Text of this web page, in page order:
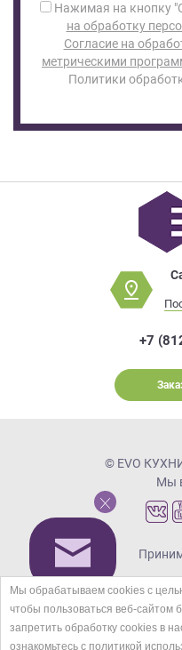
Нажимая на кнопку
на обработку
Согласие на
метрическими
Политики
+7
© EVO
Мы
Мы обрабатываем cookies с
чтобы пользоваться веб-
запретить обработку сookies в
ознакомьтесь с политикой